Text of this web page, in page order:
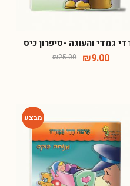
גמדי והעוגה -סיפרון כיס
₪25.00 ₪9.00
-64%